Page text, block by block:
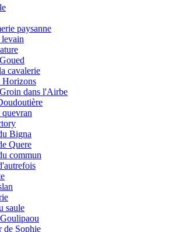
paysanne
cavalerie
Horizons
dans l'Airbe
Bigna
Quere
commun
saule
de Sophie